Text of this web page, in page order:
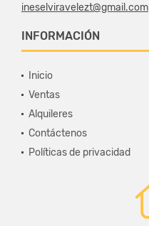
ineselviravelezt@gmail.com
INFORMACIÓN
Inicio
Ventas
Alquileres
Contáctenos
Políticas de privacidad